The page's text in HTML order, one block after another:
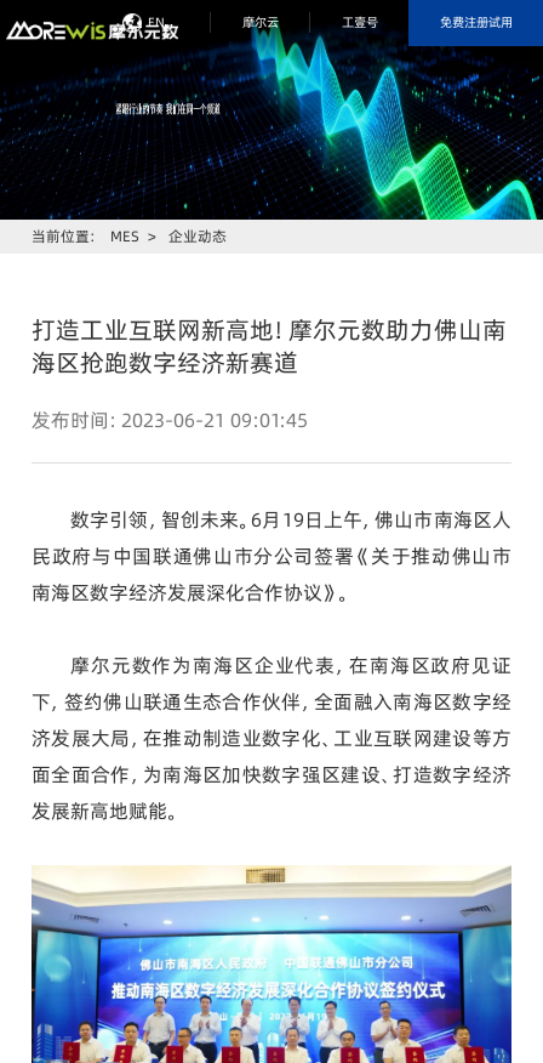
EN 摩尔云 工壹号 免费注册试用
当前位置： MES > 企业动态
打造工业互联网新高地！摩尔元数助力佛山南
海区抢跑数字经济新赛道
发布时间：2023-06-21 09:01:45
数字引领，智创未来。6月19日上午，佛山市南海区人
民政府与中国联通佛山市分公司签署《关于推动佛山市
南海区数字经济发展深化合作协议》。
摩尔元数作为南海区企业代表，在南海区政府见证
下，签约佛山联通生态合作伙伴，全面融入南海区数字经
济发展大局，在推动制造业数字化、工业互联网建设等方
面全面合作，为南海区加快数字强区建设、打造数字经济
发展新高地赋能。